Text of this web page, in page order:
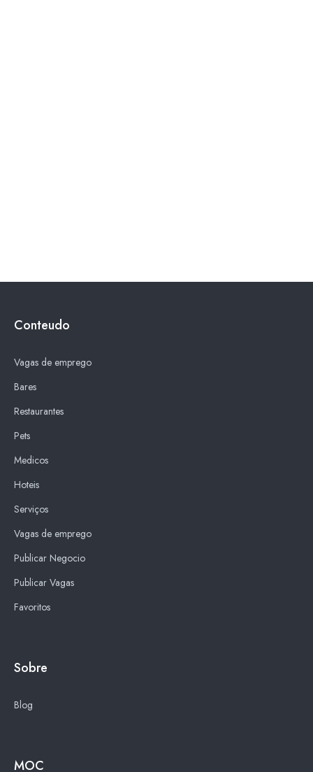
Conteudo
Vagas de emprego
Bares
Restaurantes
Pets
Medicos
Hoteis
Serviços
Vagas de emprego
Publicar Negocio
Publicar Vagas
Favoritos
Sobre
Blog
MOC